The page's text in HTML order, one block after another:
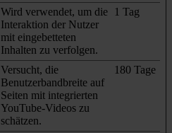
Wird verwendet, um die
Interaktion der Nutzer
mit eingebetteten
Inhalten zu verfolgen.
1 Tag
Versucht, die
Benutzerbandbreite auf
Seiten mit integrierten
YouTube-Videos zu
schätzen.
180 Tage